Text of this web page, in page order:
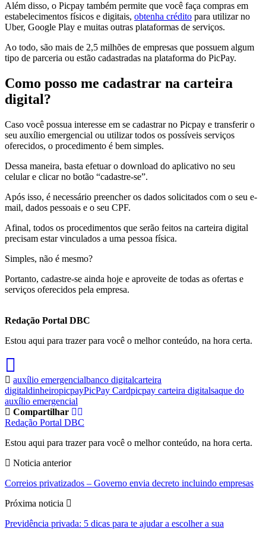
Além disso, o Picpay também permite que você faça compras em
estabelecimentos físicos e digitais, obtenha crédito para utilizar no
Uber, Google Play e muitas outras plataformas de serviços.
Ao todo, são mais de 2,5 milhões de empresas que possuem algum
tipo de parceria ou estão cadastradas na plataforma do PicPay.
Como posso me cadastrar na carteira
digital?
Caso você possua interesse em se cadastrar no Picpay e transferir o
seu auxílio emergencial ou utilizar todos os possíveis serviços
oferecidos, o procedimento é bem simples.
Dessa maneira, basta efetuar o download do aplicativo no seu
celular e clicar no botão “cadastre-se”.
Após isso, é necessário preencher os dados solicitados com o seu e-
mail, dados pessoais e o seu CPF.
Afinal, todos os procedimentos que serão feitos na carteira digital
precisam estar vinculados a uma pessoa física.
Simples, não é mesmo?
Portanto, cadastre-se ainda hoje e aproveite de todas as ofertas e
serviços oferecidos pela empresa.
Redação Portal DBC
Estou aqui para trazer para você o melhor conteúdo, na hora certa.
auxílio emergencialbanco digitalcarteira
digitaldinheiropicpayPicPay Cardpicpay carteira digitalsaque do
auxílio emergencial
Compartilhar
Redação Portal DBC
Estou aqui para trazer para você o melhor conteúdo, na hora certa.
Noticia anterior
Correios privatizados – Governo envia decreto incluindo empresas
Próxima noticia
Previdência privada: 5 dicas para te ajudar a escolher a sua